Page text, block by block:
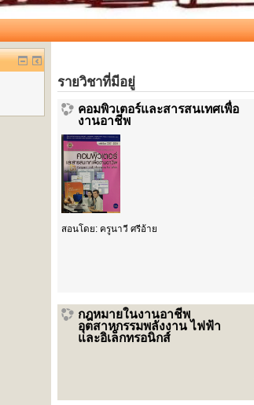
รายวิชาที่มีอยู่
คอมพิวเตอร์และสารสนเทศเพื่อ
งานอาชีพ
สอนโดย: ครูนาวี ศรีอ้าย
กฎหมายในงานอาชีพ
อุตสาหกรรมพลังงาน ไฟฟ้า
และอิเล็กทรอนิกส์